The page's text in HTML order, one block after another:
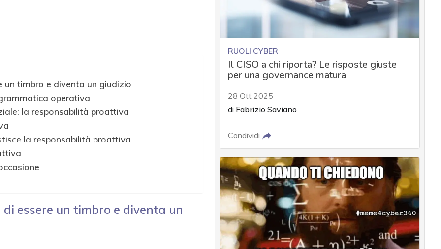
timbro e diventa un giudizio
operativa
la responsabilità proattiva
la responsabilità proattiva
essere un timbro e diventa un
RUOLI CYBER
Il CISO a chi riporta? Le risposte giuste
per una governance matura
28 Ott 2025
di Fabrizio Saviano
Condividi